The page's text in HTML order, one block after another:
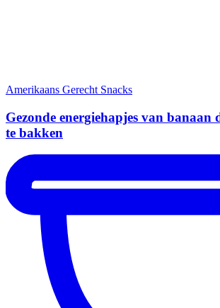
Amerikaans Gerecht Snacks
Gezonde energiehapjes van banaan
te bakken